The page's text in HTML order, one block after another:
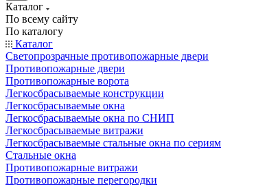
Каталог
По всему сайту
По каталогу
Каталог
Светопрозрачные противопожарные двери
Противопожарные двери
Противопожарные ворота
Легкосбрасываемые конструкции
Легкосбрасываемые окна
Легкосбрасываемые окна по СНИП
Легкосбрасываемые витражи
Легкосбрасываемые стальные окна по сериям
Стальные окна
Противопожарные витражи
Противопожарные перегородки